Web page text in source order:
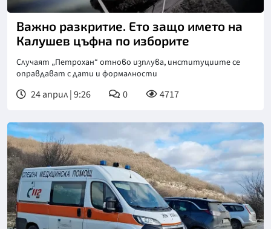
Важно разкритие. Ето защо името на
Калушев цъфна по изборите
Случаят „Петрохан“ отново изплува, институциите се
оправдават с дати и формалности
24 април | 9:26 0 4717